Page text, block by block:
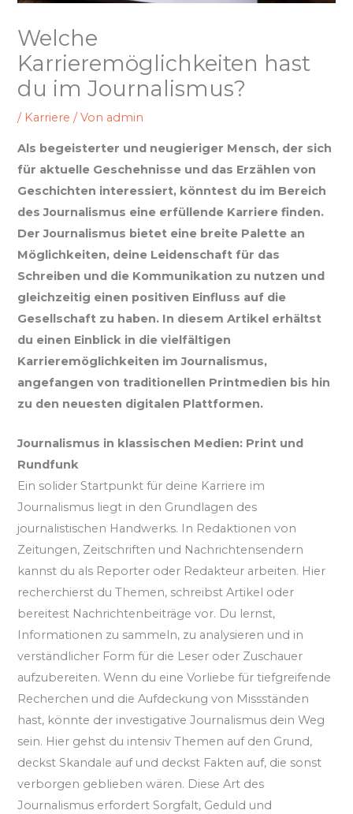
Welche
Karrieremöglichkeiten hast
du im Journalismus?
/ Karriere / Von admin
Als begeisterter und neugieriger Mensch, der sich
für aktuelle Geschehnisse und das Erzählen von
Geschichten interessiert, könntest du im Bereich
des Journalismus eine erfüllende Karriere finden.
Der Journalismus bietet eine breite Palette an
Möglichkeiten, deine Leidenschaft für das
Schreiben und die Kommunikation zu nutzen und
gleichzeitig einen positiven Einfluss auf die
Gesellschaft zu haben. In diesem Artikel erhältst
du einen Einblick in die vielfältigen
Karrieremöglichkeiten im Journalismus,
angefangen von traditionellen Printmedien bis hin
zu den neuesten digitalen Plattformen.
Journalismus in klassischen Medien: Print und
Rundfunk
Ein solider Startpunkt für deine Karriere im
Journalismus liegt in den Grundlagen des
journalistischen Handwerks. In Redaktionen von
Zeitungen, Zeitschriften und Nachrichtensendern
kannst du als Reporter oder Redakteur arbeiten. Hier
recherchierst du Themen, schreibst Artikel oder
bereitest Nachrichtenbeiträge vor. Du lernst,
Informationen zu sammeln, zu analysieren und in
verständlicher Form für die Leser oder Zuschauer
aufzubereiten. Wenn du eine Vorliebe für tiefgreifende
Recherchen und die Aufdeckung von Missständen
hast, könnte der investigative Journalismus dein Weg
sein. Hier gehst du intensiv Themen auf den Grund,
deckst Skandale auf und deckst Fakten auf, die sonst
verborgen geblieben wären. Diese Art des
Journalismus erfordert Sorgfalt, Geduld und